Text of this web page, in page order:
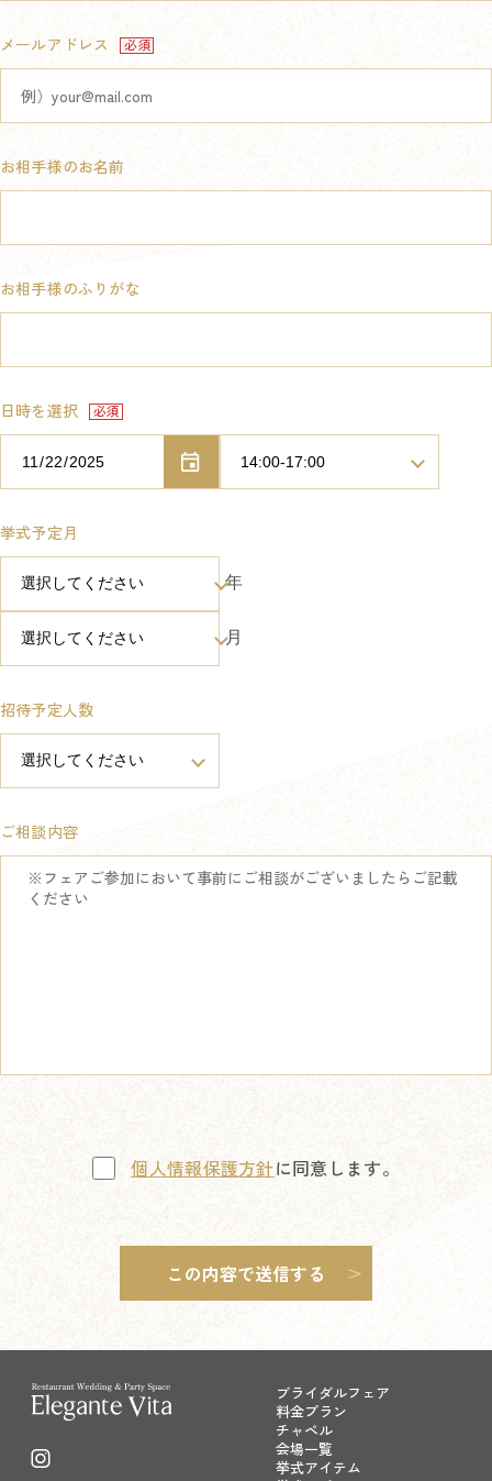
メールアドレス
お相手様のお名前
お相手様のふりがな
日時を選択
挙式予定月
年
月
招待予定人数
ご相談内容
個人情報保護方針に同意します。
ブライダルフェア
料金プラン
チャペル
会場一覧
挙式アイテム